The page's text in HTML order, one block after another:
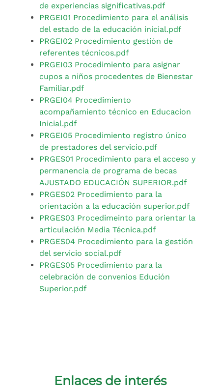
de experiencias significativas.pdf
PRGEI01 Procedimiento para el análisis
del estado de la educación inicial.pdf
PRGEI02 Procedimiento gestión de
referentes técnicos.pdf
PRGEI03 Procedimiento para asignar
cupos a niños procedentes de Bienestar
Familiar.pdf
PRGEI04 Procedimiento
acompañamiento técnico en Educacion
Inicial.pdf
PRGEI05 Procedimiento registro único
de prestadores del servicio.pdf
PRGES01 Procedimiento para el acceso y
permanencia de programa de becas
AJUSTADO EDUCACIÓN SUPERIOR.pdf
PRGES02 Procedimiento para la
orientación a la educación superior.pdf
PRGES03 Procedimeinto para orientar la
articulación Media Técnica.pdf
PRGES04 Procedimiento para la gestión
del servicio social.pdf
PRGES05 Procedimiento para la
celebración de convenios Edución
Superior.pdf
Enlaces de interés